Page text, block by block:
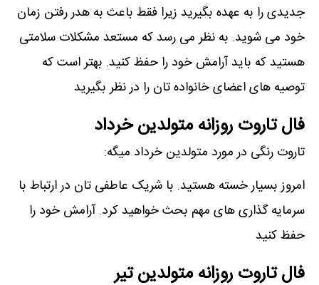
جدیدی را به عهده بگیرید زیرا فقط باعث به هدر رفتن زمان
خود می شوید. به نظر می رسد که مستعد مشکلات سلامتی
هستید که باید آرامش خود را حفظ کنید. بهتر است که
توصیه های اعضای خانواده تان را در نظر بگیرید
فال تاروت روزانه متولدین خرداد
تاروت رنگی در مورد متولدین خرداد میگه:
امروز بسیار خسته هستید. با شریک عاطفی تان در ارتباط با
سرمایه گذاری های مهم بحث خواهید کرد. آرامش خود را
حفظ کنید
فال تاروت روزانه متولدین تیر